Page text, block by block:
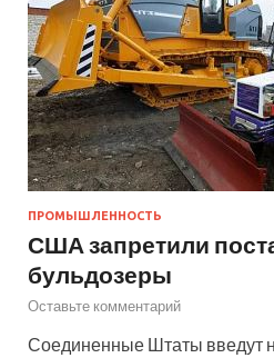
ПРОМЫШЛЕННОСТЬ
США запретили
бульдозеры
Оставьте комментарий
Соединенные Штаты введут